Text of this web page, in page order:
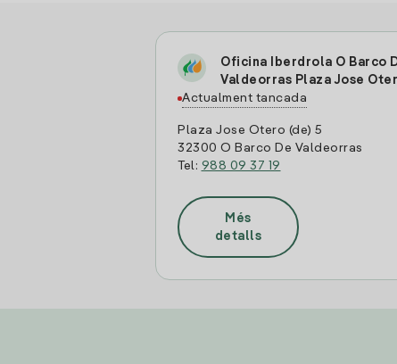
Oficina Iberdrola O Barco
Valdeorras Plaza Jose
Actualment tancada
Plaza Jose Otero (de) 5
32300 O Barco De Valdeorras
Tel: 988 09 37 19
Més
detalls